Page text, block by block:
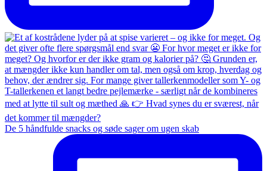
De 5 håndfulde snacks og søde sager om ugen skab